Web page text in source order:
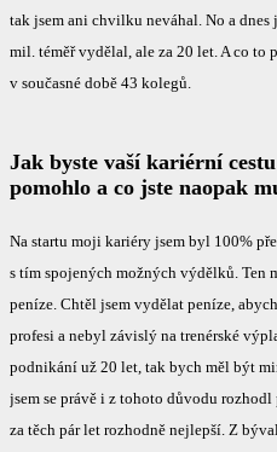
tak jsem ani chvilku neváhal. No a dnes
mil. téměř vydělal, ale za 20 let. A co to
v současné době 43 kolegů.
Jak byste vaší kariérní
pomohlo a co jste naopak
Na startu moji kariéry jsem byl 100%
s tím spojených možných výdělků.
peníze. Chtěl jsem vydělat peníze,
profesi a nebyl závislý na trenérské
podnikání už 20 let, tak bych měl být
jsem se právě i z tohoto důvodu
za těch pár let rozhodně nejlepší. Z